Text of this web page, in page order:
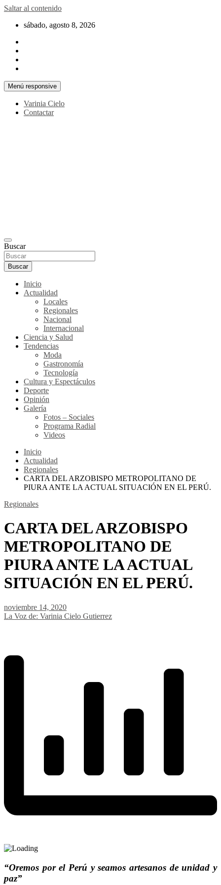
Saltar al contenido
sábado, agosto 8, 2026
Menú responsive
Varinia Cielo
Contactar
Buscar
Buscar
Inicio
Actualidad
Locales
Regionales
Nacional
Internacional
Ciencia y Salud
Tendencias
Moda
Gastronomía
Tecnología
Cultura y Espectáculos
Deporte
Opinión
Galería
Fotos – Sociales
Programa Radial
Videos
Inicio
Actualidad
Regionales
CARTA DEL ARZOBISPO METROPOLITANO DE
PIURA ANTE LA ACTUAL SITUACIÓN EN EL PERÚ.
Regionales
CARTA DEL ARZOBISPO
METROPOLITANO DE
PIURA ANTE LA ACTUAL
SITUACIÓN EN EL PERÚ.
noviembre 14, 2020
La Voz de: Varinia Cielo Gutierrez
“Oremos por el Perú y seamos artesanos de unidad y
paz”